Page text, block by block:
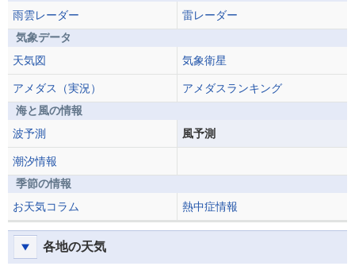
雨雲レーダー
雷レーダー
気象データ
天気図
気象衛星
アメダス（実況）
アメダスランキング
海と風の情報
波予測
風予測
潮汐情報
季節の情報
お天気コラム
熱中症情報
各地の天気